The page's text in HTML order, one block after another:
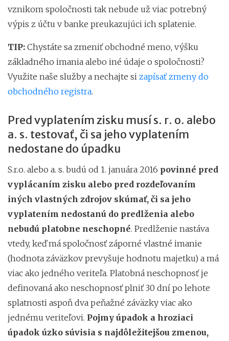
vznikom spoločnosti tak nebude už viac potrebný
výpis z účtu v banke preukazujúci ich splatenie.
TIP: Chystáte sa zmeniť obchodné meno, výšku
základného imania alebo iné údaje o spoločnosti?
Využite naše služby a nechajte si zapísať zmeny do
obchodného registra.
Pred vyplatením zisku musí s. r. o. alebo
a. s. testovať, či sa jeho vyplatením
nedostane do úpadku
S.r.o. alebo a. s. budú od 1. januára 2016 povinné pred
vyplácaním zisku alebo pred rozdeľovaním
iných vlastných zdrojov skúmať, či sa jeho
vyplatením nedostanú do predlženia alebo
nebudú platobne neschopné. Predlženie nastáva
vtedy, keď má spoločnosť záporné vlastné imanie
(hodnota záväzkov prevyšuje hodnotu majetku) a má
viac ako jedného veriteľa. Platobná neschopnosť je
definovaná ako neschopnosť plniť 30 dní po lehote
splatnosti aspoň dva peňažné záväzky viac ako
jednému veriteľovi. Pojmy úpadok a hroziaci
úpadok úzko súvisia s najdôležitejšou zmenou,